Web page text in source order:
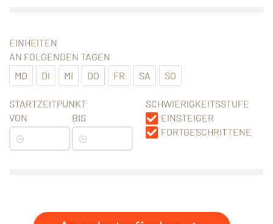
EINHEITEN
AN FOLGENDEN TAGEN
MO
DI MI DO FR SA SO
STARTZEITPUNKT
VON
BIS
SCHWIERIGKEITSSTUFE
EINSTEIGER
FORTGESCHRITTENE